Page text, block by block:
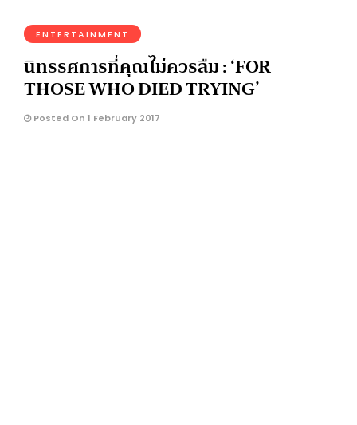
ENTERTAINMENT
นิทรรศการที่คุณไม่ควรลืม : ‘FOR
THOSE WHO DIED TRYING’
Posted On 1 February 2017